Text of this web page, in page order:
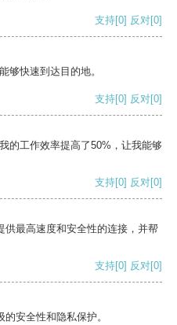
支持[0] 反对[0]
够快速到达目的地。
支持[0] 反对[0]
的工作效率提高了50%，让我能够
支持[0] 反对[0]
最高速度和安全性的连接，并帮
支持[0] 反对[0]
安全性和隐私保护。